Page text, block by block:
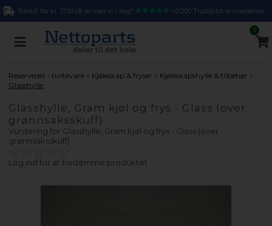
Bestill før kl. 17.00 så sender vi i dag* >2.000 Trustpilot anmeldelser
0
Reservedel - hvitevare » Kjøleskap & fryser » Kjøleskapshylle & tilbehør »
Glasshylle
Glasshylle, Gram kjøl og frys - Glass (over
grønnsaksskuff)
Vurdering for Glasshylle, Gram kjøl og frys - Glass (over
grønnsaksskuff)
Log ind for at bedømme produktet